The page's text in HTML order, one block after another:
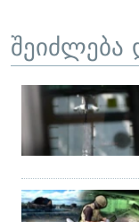
შეიძლება